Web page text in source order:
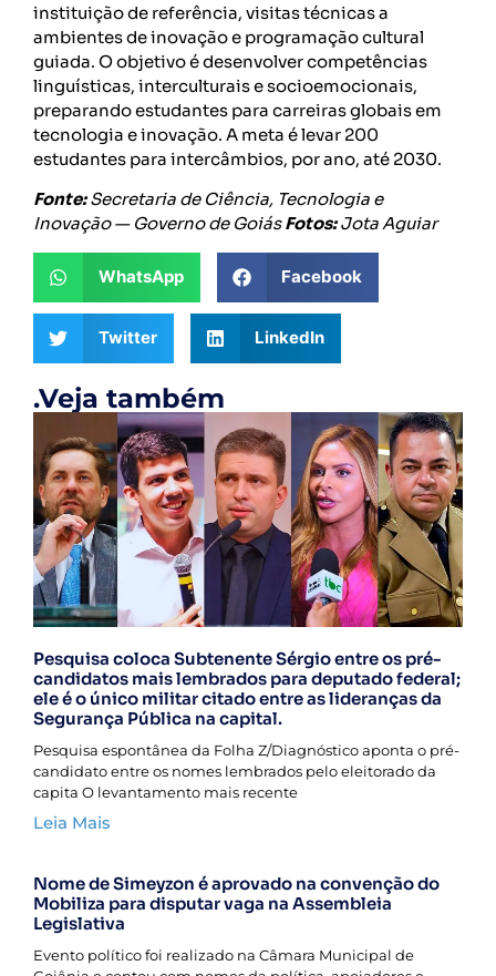
instituição de referência, visitas técnicas a
ambientes de inovação e programação cultural
guiada. O objetivo é desenvolver competências
linguísticas, interculturais e socioemocionais,
preparando estudantes para carreiras globais em
tecnologia e inovação. A meta é levar 200
estudantes para intercâmbios, por ano, até 2030.
Fonte:Secretaria de Ciência, Tecnologia e
Inovação — Governo de GoiásFotos:Jota Aguiar
WhatsApp Facebook
Twitter LinkedIn
.Veja também
Pesquisa coloca Subtenente Sérgio entre os pré-
candidatos mais lembrados para deputado federal;
ele é o único militar citado entre as lideranças da
Segurança Pública na capital.
Pesquisa espontânea da Folha Z/Diagnóstico aponta o pré-
candidato entre os nomes lembrados pelo eleitorado da
capita O levantamento mais recente
Leia Mais
Nome de Simeyzon é aprovado na convenção do
Mobiliza para disputar vaga na Assembleia
Legislativa
Evento político foi realizado na Câmara Municipal de